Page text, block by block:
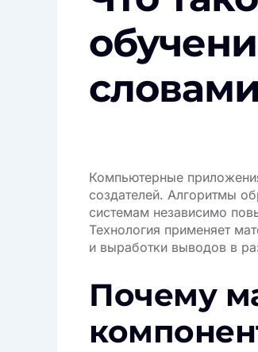
словами
Компьютерные
создателей. Алгоритмы
системам независимо
Технология применяет
и выработки выводов в
Почему